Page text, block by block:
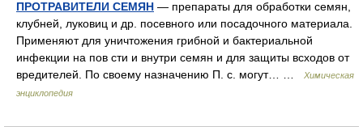
ПРОТРАВИТЕЛИ СЕМЯН — препараты для обработки семян,
клубней, луковиц и др. посевного или посадочного материала.
Применяют для уничтожения грибной и бактериальной
инфекции на пов сти и внутри семян и для защиты всходов от
вредителей. По своему назначению П. с. могут… …
Химическая
энциклопедия